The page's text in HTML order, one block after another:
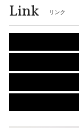
Link リンク